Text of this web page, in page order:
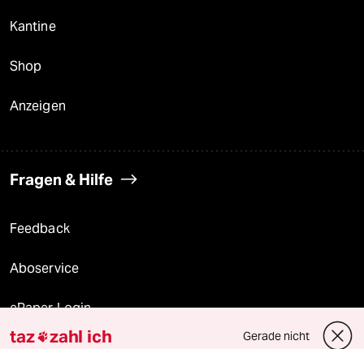
Kantine
Shop
Anzeigen
Fragen & Hilfe
Feedback
Aboservice
ePaper Login
taz zahl ich Gerade nicht